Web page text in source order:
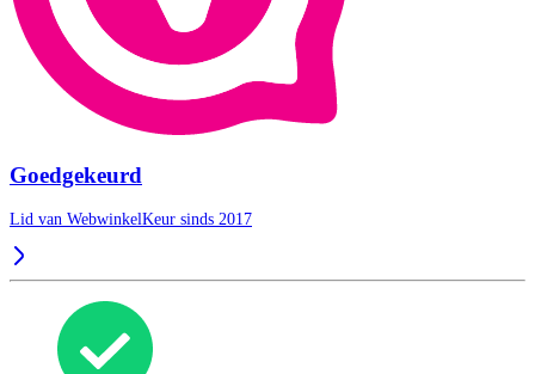
Goedgekeurd
Lid van WebwinkelKeur sinds 2017